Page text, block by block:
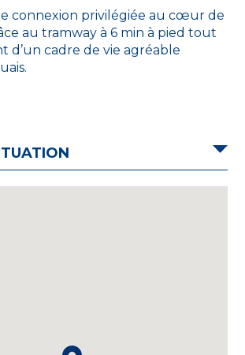
connexion privilégiée au cœur de
au tramway à 6 min à pied tout
d’un cadre de vie agréable